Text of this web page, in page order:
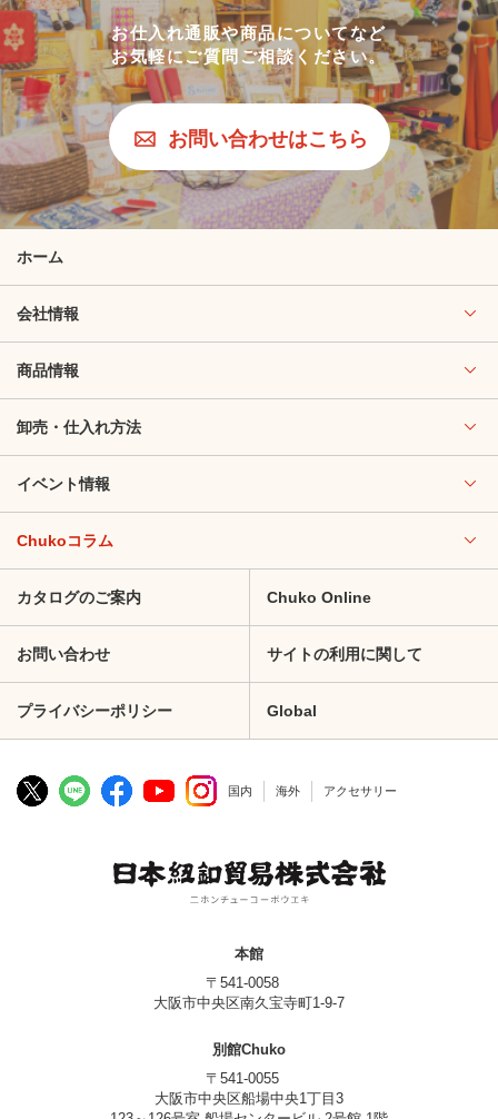
お仕入れ通販や商品についてなど
お気軽にご質問ご相談ください。
お問い合わせはこちら
ホーム
会社情報
商品情報
卸売・仕入れ方法
イベント情報
Chukoコラム
カタログのご案内 Chuko Online
お問い合わせ サイトの利用に関して
プライバシーポリシー Global
国内 海外 アクセサリー
本館
〒541-0058
大阪市中央区南久宝寺町1-9-7
別館Chuko
〒541-0055
大阪市中央区船場中央1丁目3